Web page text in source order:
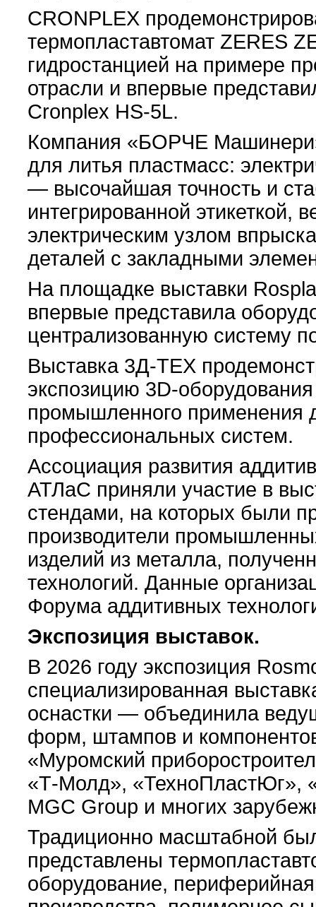
CRONPLEX
термопластавтомат ZERES
гидростанцией на примере
отрасли и впервые
Cronplex HS-5L.
Компания «БОРЧЕ
для литья пластмасс:
— высочайшая точность и
интегрированной этикеткой,
электрическим узлом
деталей с закладными
На площадке выставки
впервые представила
централизованную систему
Выставка 3Д-ТЕХ
экспозицию 3D-
промышленного применения
профессиональных систем.
Ассоциация развития
АТЛаС приняли участие в
стендами, на которых были
производители
изделий из металла,
технологий. Данные
Форума аддитивных
Экспозиция выставок.
В 2026 году экспозиция
специализированная
оснастки — объединила
форм, штампов и
«Муромский
«Т-Молд»,
MGC Group и многих
Традиционно масштабной
представлены
оборудование,